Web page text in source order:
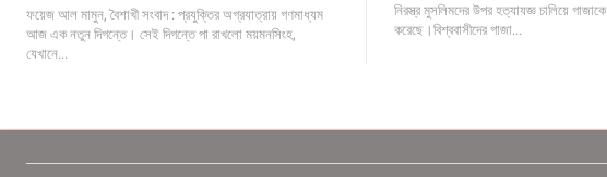
ফয়েজ আল মামুন, বৈশাখী সংবাদ : প্রযুক্তির অগ্রযাত্রায় গণমাধ্যম
আজ এক নতুন দিগন্তে। সেই দিগন্তে পা রাখলো ময়মনসিংহ,
যেখানে...
নিরস্ত্র মুসলিমদের উপর হত্যাযজ্ঞ চালিয়ে
করেছে।বিশ্ববাসীদের গাজা...